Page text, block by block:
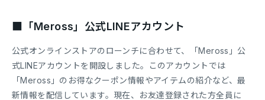
■「Meross」公式LINEアカウント
公式オンラインストアのローンチに合わせて、「Meross」公
式LINEアカウントを開設しました。このアカウントでは
「Meross」のお得なクーポン情報やアイテムの紹介など、最
新情報を配信しています。現在、お友達登録された方全員に